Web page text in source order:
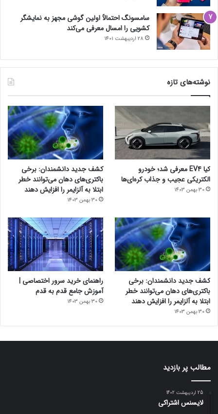
سامسونگ احتمالاً اولین گوشی مجهز به نمایشگر
کشویی را امسال معرفی می‌کند
28 اردیبهشت 1401
نوشته‌های تازه
کیا EV4 معرفی شد؛ خودرو
الکتریکی عجیب و جذاب کره‌ای‌ها
30 بهمن 1403
کشف جدید دانشمندان: برخی
باکتری‌های دهان می‌توانند خطر
ابتلا به آلزایمر را افزایش دهند
30 بهمن 1403
کشف جدید دانشمندان: برخی
باکتری‌های دهان می‌توانند خطر
ابتلا به آلزایمر را افزایش دهند
30 بهمن 1403
راهنمای خرید سرور اختصاصی |
آموزش جامع قدم به قدم
30 بهمن 1403
مطالب پر بازدید
25 اردیبهشت 1402
لایسنس اشتراکی